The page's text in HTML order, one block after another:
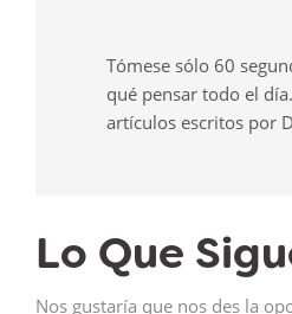
Tómese sólo 60
qué pensar todo el
artículos escritos por
Lo Que
Nos gustaría que nos des la